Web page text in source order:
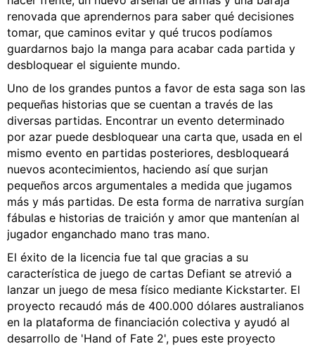
renovada que aprendernos para saber qué decisiones
tomar, que caminos evitar y qué trucos podíamos
guardarnos bajo la manga para acabar cada partida y
desbloquear el siguiente mundo.
Uno de los grandes puntos a favor de esta saga son las
pequeñas historias que se cuentan a través de las
diversas partidas. Encontrar un evento determinado
por azar puede desbloquear una carta que, usada en el
mismo evento en partidas posteriores, desbloqueará
nuevos acontecimientos, haciendo así que surjan
pequeños arcos argumentales a medida que jugamos
más y más partidas. De esta forma de narrativa surgían
fábulas e historias de traición y amor que mantenían al
jugador enganchado mano tras mano.
El éxito de la licencia fue tal que gracias a su
característica de juego de cartas Defiant se atrevió a
lanzar un juego de mesa físico mediante Kickstarter. El
proyecto recaudó más de 400.000 dólares australianos
en la plataforma de financiación colectiva y ayudó al
desarrollo de 'Hand of Fate 2', pues este proyecto